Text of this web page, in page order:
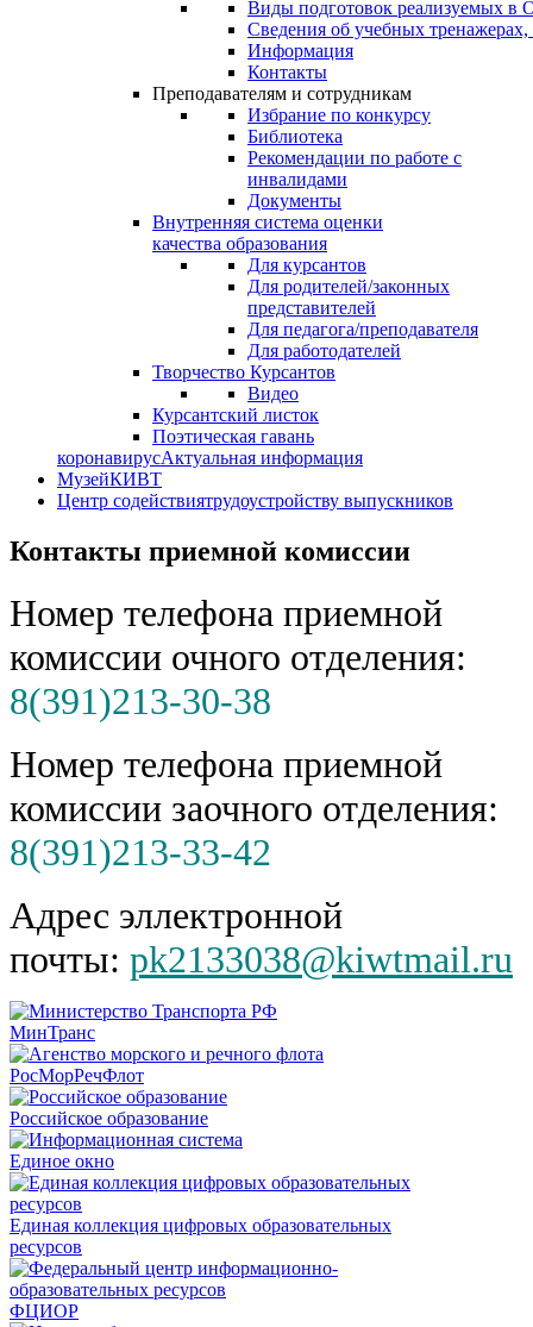
Виды подготовок реализуемых
Сведения об учебных тренажерах,
Информация
Контакты
Преподавателям и сотрудникам
Избрание по конкурсу
Библиотека
Рекомендации по работе с
инвалидами
Документы
Внутренняя система оценки
качества образования
Для курсантов
Для родителей/законных
представителей
Для педагога/преподавателя
Для работодателей
Творчество Курсантов
Видео
Курсантский листок
Поэтическая гавань
коронавирусАктуальная информация
МузейКИВТ
Центр содействиятрудоустройству выпускников
Контакты приемной комиссии
Номер телефона приемной
комиссии очного отделения:
8(391)213-30-38
Номер телефона приемной
комиссии заочного отделения:
8(391)213-33-42
Адрес эллектронной
почты: pk2133038@kiwtmail.ru
МинТранс
РосМорРечФлот
Российское образование
Единое окно
Единая коллекция цифровых образовательных
ресурсов
ФЦИОР